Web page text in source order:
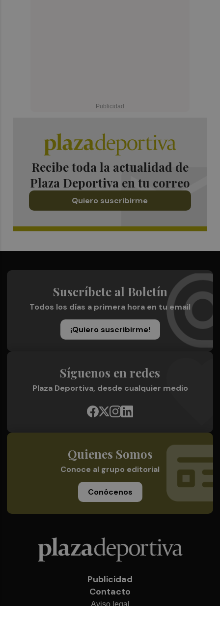
Recibe toda la actualidad de
Plaza Deportiva en tu correo
Quiero suscribirme
Suscríbete al Boletín
Todos los días a primera hora en tu email
¡Quiero suscribirme!
Síguenos en redes
Plaza Deportiva, desde cualquier medio
Quienes Somos
Conoce al grupo editorial
Conócenos
Publicidad
Contacto
Aviso legal